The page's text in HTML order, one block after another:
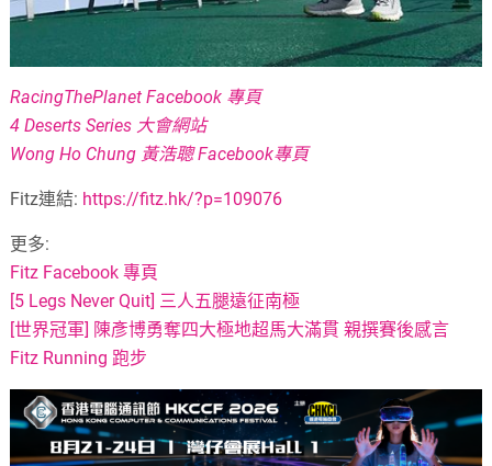
RacingThePlanet Facebook 專頁
4 Deserts Series 大會網站
Wong Ho Chung 黃浩聰 Facebook專頁
Fitz連結: https://fitz.hk/?p=109076
更多:
Fitz Facebook 專頁
[5 Legs Never Quit] 三人五腿遠征南極
[世界冠軍] 陳彥博勇奪四大極地超馬大滿貫 親撰賽後感言
Fitz Running 跑步